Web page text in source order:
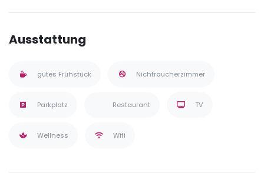
Ausstattung
gutes Frühstück Nichtraucherzimmer
Parkplatz Restaurant TV
Wellness Wifi